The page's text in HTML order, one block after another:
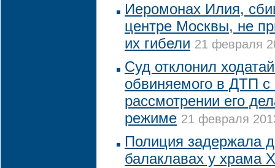
Иеромонах Илия,
центре Москвы, не
их гибели 21 февраля
Суд отклонил
обвиняемого в ДТП
рассмотрении его
режиме 21 февраля
Полиция задержала
балаклавах у храма